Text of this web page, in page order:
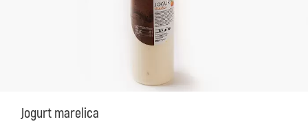
Jogurt marelica